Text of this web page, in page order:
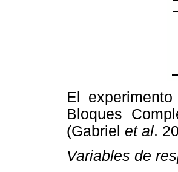
El
Bloques
(Gabriel et al.
Variables de